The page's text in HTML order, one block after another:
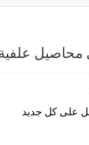
محاصيل
على كل جديد